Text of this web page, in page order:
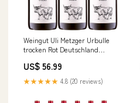
Weingut Uli Metzger Urbulle
trocken Rot Deutschland
US$ 56.99
★★★★★ 4.8 (20 reviews)